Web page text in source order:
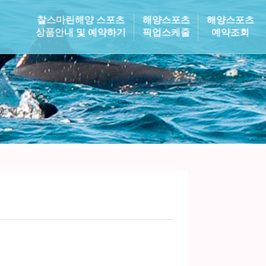
찰스마린해양 스포츠
상품안내 및 예약하기
해양스포츠
픽업스케줄
해양스포츠
예약조회